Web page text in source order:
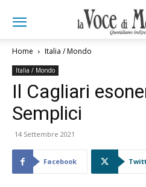
Home Italia / Mondo
Italia / Mondo
Il Cagliari
Semplici
14 Settembre 2021
Facebook